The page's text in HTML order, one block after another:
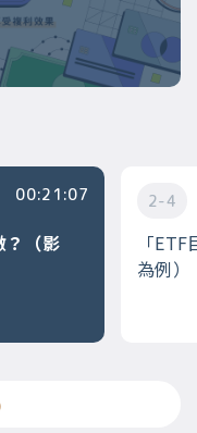
？（影
00:21:07 2-4
「
為例）